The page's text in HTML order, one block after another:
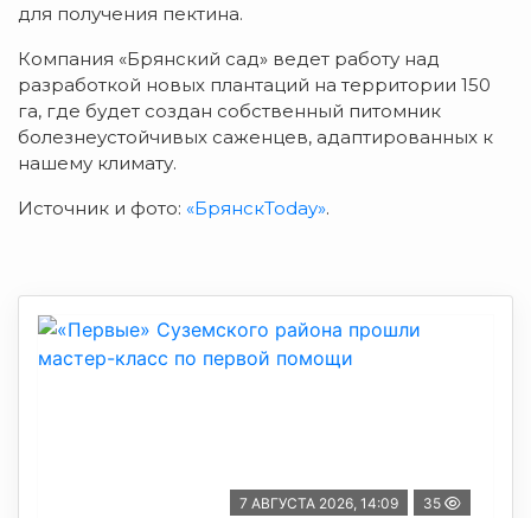
для получения пектина.
Компания «Брянский сад» ведет работу над
разработкой новых плантаций на территории 150
га, где будет создан собственный питомник
болезнеустойчивых саженцев, адаптированных к
нашему климату.
Источник и фото: «БрянскToday».
7 АВГУСТА 2026, 14:09 35